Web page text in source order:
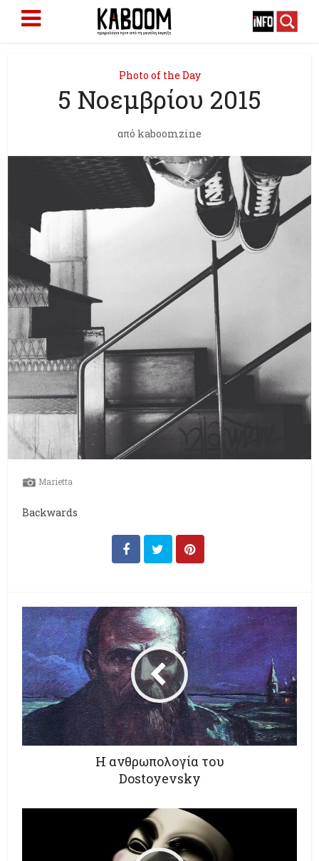
Photo of the Day
5 Νοεμβρίου 2015
από kaboomzine
Marietta
Backwards
Η ανθρωπολογία του
Dostoyevsky